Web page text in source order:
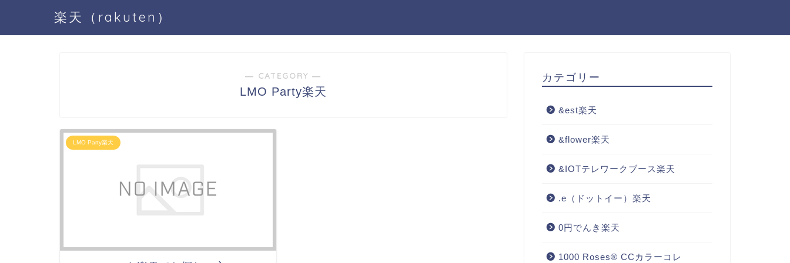
楽天（rakuten）
― CATEGORY ―
LMO Party楽天
LMO Party楽天
カテゴリー
&est楽天
&flower楽天
&IOTテレワークブース楽天
.e（ドットイー）楽天
0円でんき楽天
1000 Roses® CCカラーコレ